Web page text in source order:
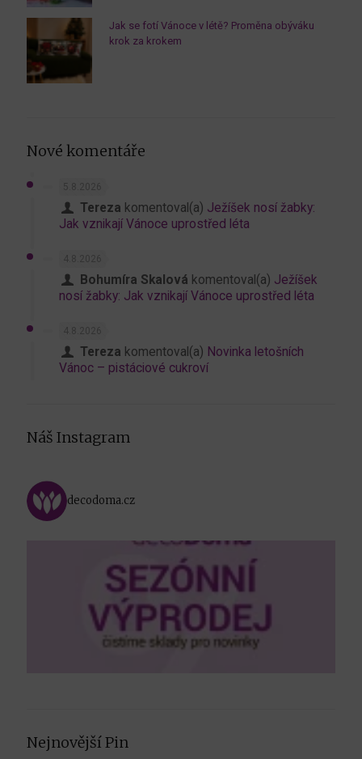
Jak se fotí Vánoce v létě? Proměna obýváku
krok za krokem
Nové komentáře
Tereza komentoval(a) Ježíšek nosí žabky:
Jak vznikají Vánoce uprostřed léta
Bohumíra Skalová komentoval(a) Ježíšek
nosí žabky: Jak vznikají Vánoce uprostřed léta
Tereza komentoval(a) Novinka letošních
Vánoc – pistáciové cukroví
Náš Instagram
decodoma.cz
Nejnovější Pin